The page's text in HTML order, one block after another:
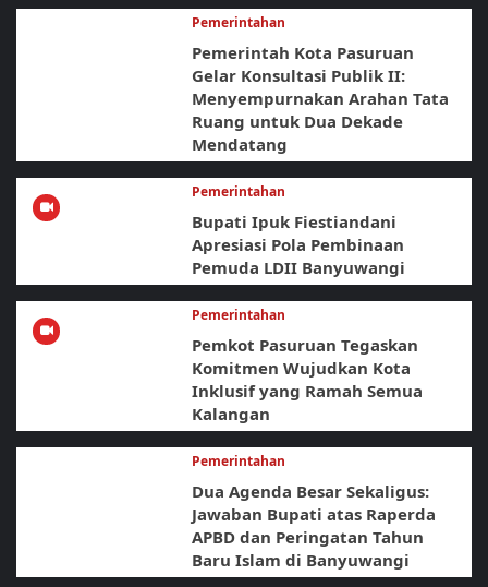
Pemerintahan
Pemerintah Kota Pasuruan
Gelar Konsultasi Publik II:
Menyempurnakan Arahan Tata
Ruang untuk Dua Dekade
Mendatang
Pemerintahan
Bupati Ipuk Fiestiandani
Apresiasi Pola Pembinaan
Pemuda LDII Banyuwangi
Pemerintahan
Pemkot Pasuruan Tegaskan
Komitmen Wujudkan Kota
Inklusif yang Ramah Semua
Kalangan
Pemerintahan
Dua Agenda Besar Sekaligus:
Jawaban Bupati atas Raperda
APBD dan Peringatan Tahun
Baru Islam di Banyuwangi